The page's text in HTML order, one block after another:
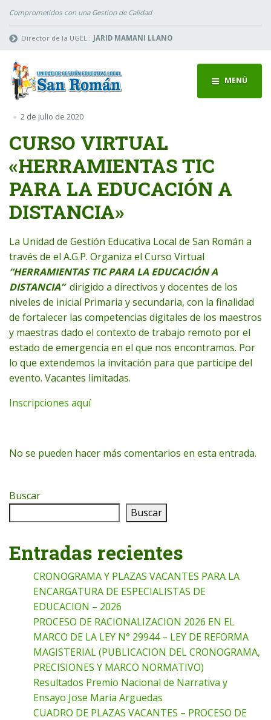
Comprometidos con una Gestion de Calidad
Director de la UGEL : JARID MAMANI LLANO
MENÚ
2 de julio de 2020
CURSO VIRTUAL
«HERRAMIENTAS TIC
PARA LA EDUCACIÓN A
DISTANCIA»
La Unidad de Gestión Educativa Local de San Román a
través de el A.G.P. Organiza el Curso Virtual
“HERRAMIENTAS TIC PARA LA EDUCACIÓN A
DISTANCIA”dirigido a directivos y docentes de los
niveles de inicial Primaria y secundaria, con la finalidad
de fortalecer las competencias digitales de los maestros
y maestras dado el contexto de trabajo remoto por el
estado de emergencia en el que nos encontramos. Por
lo que extendemos la invitación para que participe del
evento. Vacantes limitadas.
Inscripciones aquí
No se pueden hacer más comentarios en esta entrada.
Buscar
Buscar
Entradas recientes
CRONOGRAMA Y PLAZAS VACANTES PARA LA
ENCARGATURA DE ESPECIALISTAS DE
EDUCACION – 2026
PROCESO DE RACIONALIZACION 2026 EN EL
MARCO DE LA LEY N° 29944 – LEY DE REFORMA
MAGISTERIAL (PUBLICACION DEL CRONOGRAMA,
PRECISIONES Y MARCO NORMATIVO)
Resultados Premio Nacional de Narrativa y
Ensayo Jose Maria Arguedas
CUADRO DE PLAZAS VACANTES – PROCESO DE